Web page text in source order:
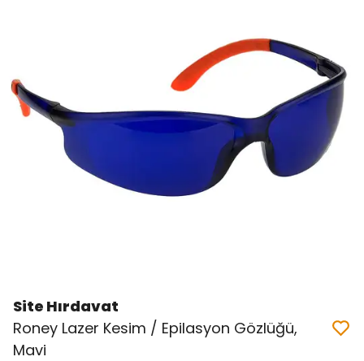
Site Hırdavat
Roney Lazer Kesim / Epilasyon Gözlüğü,
Mavi